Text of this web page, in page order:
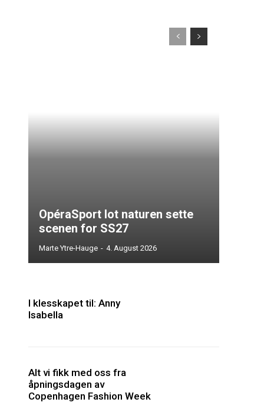
OpéraSport lot naturen sette
scenen for SS27
Marte Ytre-Hauge - 4. August 2026
I klesskapet til: Anny
Isabella
Alt vi fikk med oss fra
åpningsdagen av
Copenhagen Fashion Week